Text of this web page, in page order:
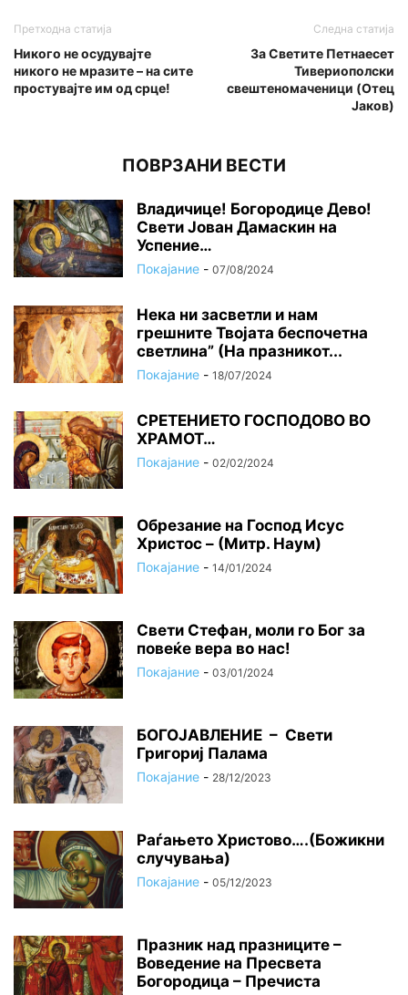
Претходна статија
Никого не осудувајте
никого не мразите – на сите
простувајте им од срце!
Следна статија
За Светите Петнаесет
Тивериополски
свештеномаченици (Oтец
Јаков)
ПОВРЗАНИ ВЕСТИ
Владичице! Богородице Дево!
Свети Јован Дамаскин на
Успение…
Покајание - 07/08/2024
Нека ни засветли и нам
грешните Твојата беспочетна
светлина” (На празникот...
Покајание - 18/07/2024
СРЕТЕНИЕТО ГОСПОДОВО ВО
ХРАМОТ…
Покајание - 02/02/2024
Oбрезание на Господ Исус
Христос – (Митр. Наум)
Покајание - 14/01/2024
Свети Стефан, моли го Бог за
повеќе вера во нас!
Покајание - 03/01/2024
БОГОЈАВЛЕНИЕ – Свети
Григориј Палама
Покајание - 28/12/2023
Раѓањето Христово….(Божикни
случувања)
Покајание - 05/12/2023
Празник над празниците –
Вoвeдeниe на Прeсвeта
Бoгoрoдица – Пречиста